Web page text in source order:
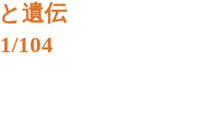
遺伝
104